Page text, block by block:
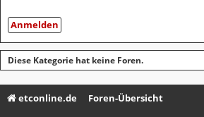
Diese Kategorie hat keine Foren.
etconline.de Foren-Übersicht